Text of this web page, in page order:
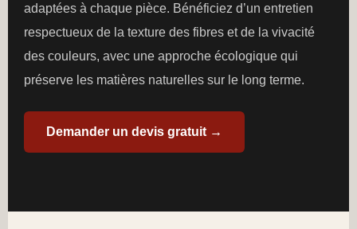
adaptées à chaque pièce. Bénéficiez d’un entretien
respectueux de la texture des fibres et de la vivacité
des couleurs, avec une approche écologique qui
préserve les matières naturelles sur le long terme.
Demander un devis gratuit →